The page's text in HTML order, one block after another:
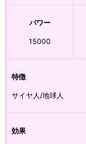
パワー
15000
特徴
サイヤ人/地球人
効果